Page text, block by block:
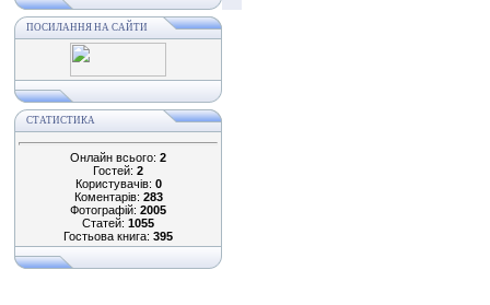
ПОСИЛАННЯ НА САЙТИ
СТАТИСТИКА
Онлайн всього: 2
Гостей: 2
Користувачів: 0
Коментарів: 283
Фотографій: 2005
Статей: 1055
Гостьова книга: 395